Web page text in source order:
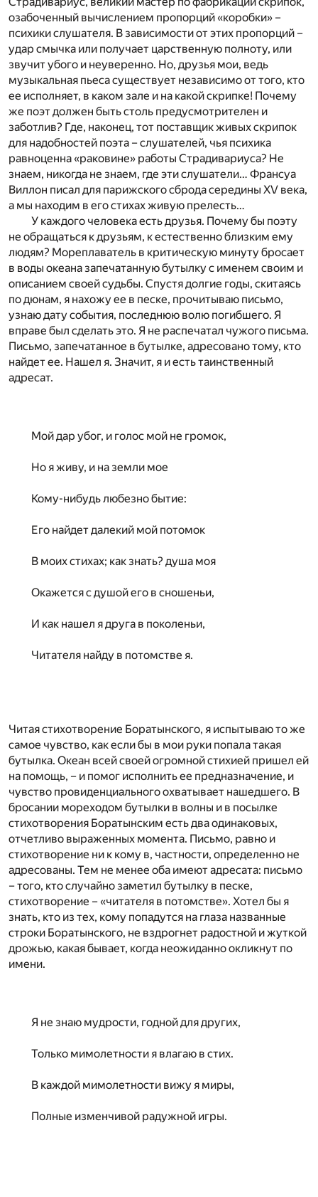
озабоченный вычислением пропорций «коробки» –
психики слушателя. В зависимости от этих пропорций –
удар смычка или получает царственную полноту, или
звучит убого и неуверенно. Но, друзья мои, ведь
музыкальная пьеса существует независимо от того, кто
ее исполняет, в каком зале и на какой скрипке! Почему
же поэт должен быть столь предусмотрителен и
заботлив? Где, наконец, тот поставщик живых скрипок
для надобностей поэта – слушателей, чья психика
равноценна «раковине» работы Страдивариуса? Не
знаем, никогда не знаем, где эти слушатели… Франсуа
Виллон писал для парижского сброда середины XV века,
а мы находим в его стихах живую прелесть…
У каждого человека есть друзья. Почему бы поэту
не обращаться к друзьям, к естественно близким ему
людям? Мореплаватель в критическую минуту бросает
в воды океана запечатанную бутылку с именем своим и
описанием своей судьбы. Спустя долгие годы, скитаясь
по дюнам, я нахожу ее в песке, прочитываю письмо,
узнаю дату события, последнюю волю погибшего. Я
вправе был сделать это. Я не распечатал чужого письма.
Письмо, запечатанное в бутылке, адресовано тому, кто
найдет ее. Нашел я. Значит, я и есть таинственный
адресат.
Мой дар убог, и голос мой не громок,
Но я живу, и на земли мое
Кому-нибудь любезно бытие:
Его найдет далекий мой потомок
В моих стихах; как знать? душа моя
Окажется с душой его в сношеньи,
И как нашел я друга в поколеньи,
Читателя найду в потомстве я.
Читая стихотворение Боратынского, я испытываю то же
самое чувство, как если бы в мои руки попала такая
бутылка. Океан всей своей огромной стихией пришел ей
на помощь, – и помог исполнить ее предназначение, и
чувство провиденциального охватывает нашедшего. В
бросании мореходом бутылки в волны и в посылке
стихотворения Боратынским есть два одинаковых,
отчетливо выраженных момента. Письмо, равно и
стихотворение ни к кому в, частности, определенно не
адресованы. Тем не менее оба имеют адресата: письмо
– того, кто случайно заметил бутылку в песке,
стихотворение – «читателя в потомстве». Хотел бы я
знать, кто из тех, кому попадутся на глаза названные
строки Боратынского, не вздрогнет радостной и жуткой
дрожью, какая бывает, когда неожиданно окликнут по
имени.
Я не знаю мудрости, годной для других,
Только мимолетности я влагаю в стих.
В каждой мимолетности вижу я миры,
Полные изменчивой радужной игры.